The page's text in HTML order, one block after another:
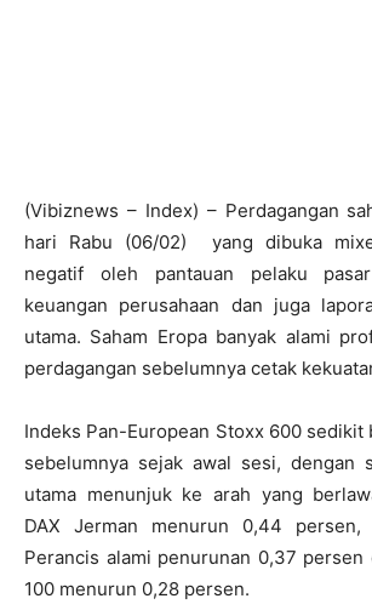
(Vibiznews – Index) – Perdagangan
hari Rabu (06/02) yang dibuka
negatif oleh pantauan pelaku
keuangan perusahaan dan juga
utama. Saham Eropa banyak alami
perdagangan sebelumnya cetak
Indeks Pan-European Stoxx 600 sedikit
sebelumnya sejak awal sesi, dengan
utama menunjuk ke arah yang
DAX Jerman menurun 0,44
Perancis alami penurunan 0,37 persen
100 menurun 0,28 persen.